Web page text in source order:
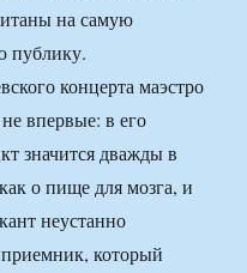
на самую
публику.
концерта маэстро
впервые: в его
значится дважды в
о пище для мозга, и
неустанно
который